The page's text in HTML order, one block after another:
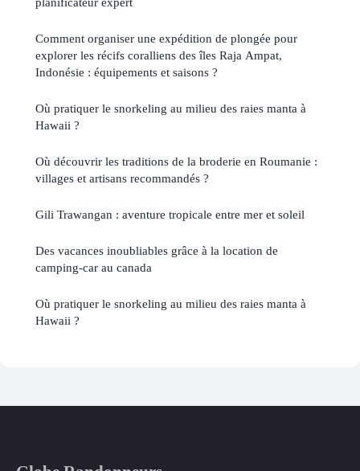
Comment organiser une expédition de plongée pour
explorer les récifs coralliens des îles Raja Ampat,
Indonésie : équipements et saisons ?
Où pratiquer le snorkeling au milieu des raies manta à
Hawaii ?
Où découvrir les traditions de la broderie en Roumanie :
villages et artisans recommandés ?
Gili Trawangan : aventure tropicale entre mer et soleil
Des vacances inoubliables grâce à la location de
camping-car au canada
Où pratiquer le snorkeling au milieu des raies manta à
Hawaii ?